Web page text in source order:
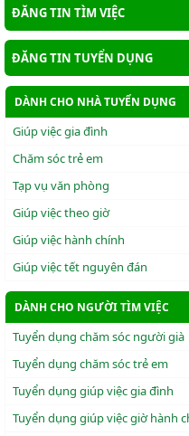
ĐĂNG TIN TÌM VIỆC
ĐĂNG TIN TUYỂN DỤNG
DÀNH CHO NHÀ TUYỂN DỤNG
Giúp việc gia đình
Chăm sóc trẻ em
Tạp vụ văn phòng
Giúp việc theo giờ
Giúp việc hành chính
Giúp việc tết nguyên đán
DÀNH CHO NGƯỜI TÌM VIỆC
Tuyển dụng chăm sóc người già
Tuyển dụng chăm sóc trẻ em
Tuyển dụng giúp việc gia đình
Tuyển dụng giúp việc giờ hành